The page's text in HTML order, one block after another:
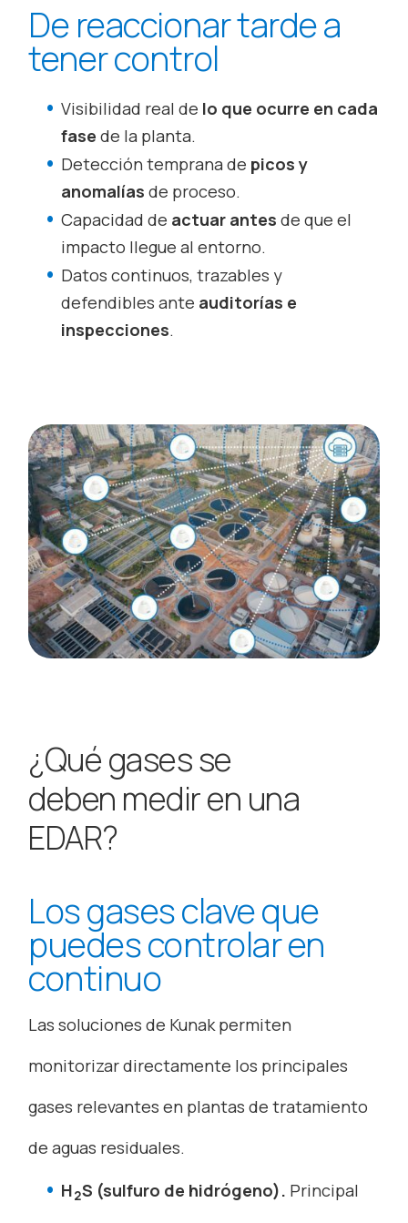
De reaccionar tarde a
tener control
Visibilidad real de lo que ocurre en cada
fase de la planta.
Detección temprana de picos y
anomalías de proceso.
Capacidad de actuar antes de que el
impacto llegue al entorno.
Datos continuos, trazables y
defendibles ante auditorías e
inspecciones.
¿Qué gases se
deben medir en una
EDAR?
Los gases clave que
puedes controlar en
continuo
Las soluciones de Kunak permiten
monitorizar directamente los principales
gases relevantes en plantas de tratamiento
de aguas residuales.
H2S (sulfuro de hidrógeno). Principal